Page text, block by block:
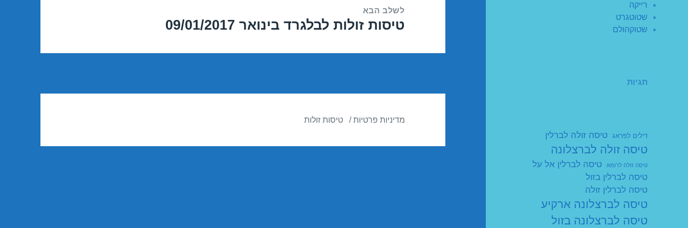
רייקה
שטוטגרט
שטוקהולם
תגיות
דילים לפראג טיסה זולה לברלין
טיסה זולה לברצלונה
טיסה זולה לרומא
טיסה לברלין אל על
טיסה לברלין בזול
טיסה לברלין זולה
טיסה לברצלונה ארקיע
טיסה לברצלונה בזול
לשלב הבא
הפוסט
טיסות זולות לבלגרד בינואר 09/01/2017
מדיניות פרטיות טיסות זולות